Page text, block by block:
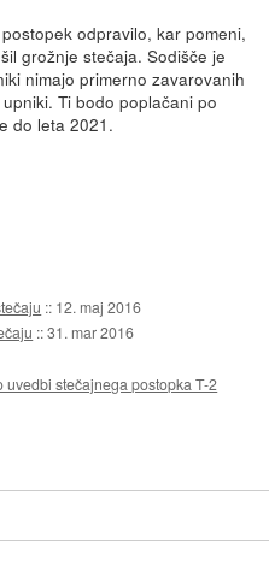
odpravilo, kar pomeni,
grožnje stečaja. Sodišče je
nimajo primerno zavarovanih
Ti bodo poplačani po
do leta 2021.
:: 12. maj 2016
::31. mar 2016
stečajnega postopka T-2